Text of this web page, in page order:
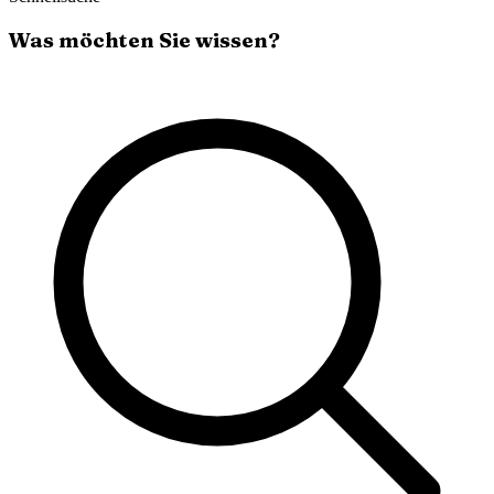
Was möchten Sie wissen?